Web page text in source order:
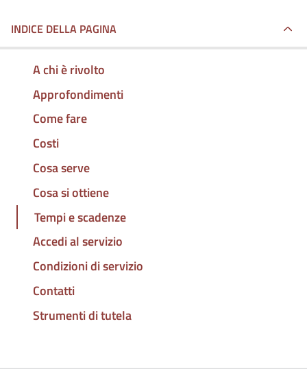
INDICE DELLA PAGINA
A chi è rivolto
Approfondimenti
Come fare
Costi
Cosa serve
Cosa si ottiene
Tempi e scadenze
Accedi al servizio
Condizioni di servizio
Contatti
Strumenti di tutela